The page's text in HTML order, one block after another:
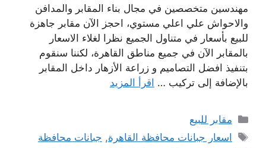
مهندسين متخصصين في مجال بناء المقابر والمدافن
والاحواش علي اعلي مستوي، احجز الآن مقابر جاهزة
للبيع بأسعار في متناول الجميع نظرا لغلاء الاسعار
بالمقابر الآن في جميع مناطق القاهرة، لكننا سنقوم
بتنفيذ افضل التصاميم و زراعة الأزهار داخل المقابر
بالإضافة إلى تركيب … اقرأ المزيد
التصنيفات
مقابر للبيع
الوسوم
اسعار جبانات محافظة القاهرة, جبانات محافظة